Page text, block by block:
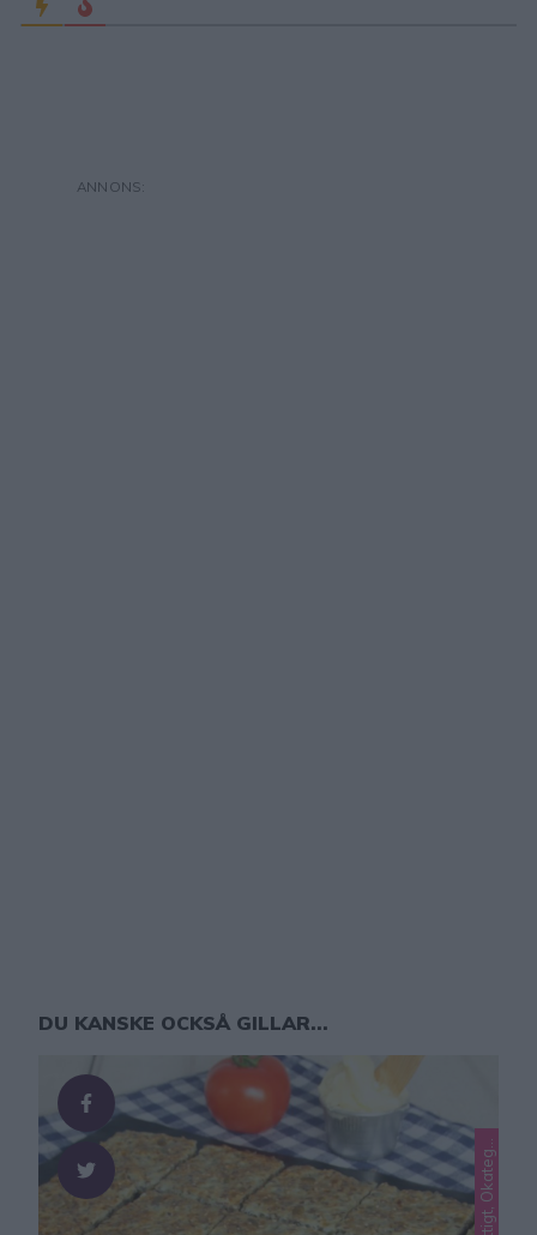
DU KANSKE OCKSÅ GILLAR...
L
o
e